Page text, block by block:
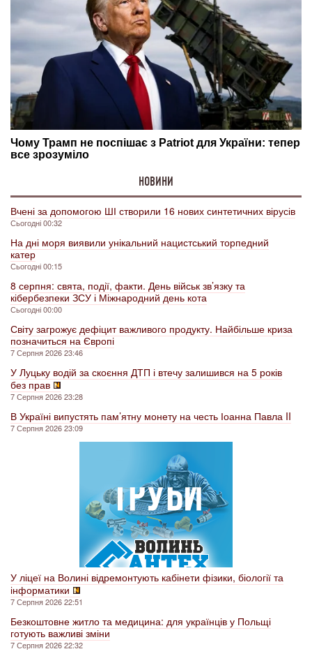
НОВИНИ
Вчені за допомогою ШІ створили 16 нових синтетичних вірусів
Сьогодні 00:32
На дні моря виявили унікальний нацистський торпедний
катер
Сьогодні 00:15
8 серпня: свята, події, факти. День військ зв’язку та
кібербезпеки ЗСУ і Міжнародний день кота
Сьогодні 00:00
Світу загрожує дефіцит важливого продукту. Найбільше криза
позначиться на Європі
7 Серпня 2026 23:46
У Луцьку водій за скоєння ДТП і втечу залишився на 5 років
без прав
7 Серпня 2026 23:28
В Україні випустять пам’ятну монету на честь Іоанна Павла II
7 Серпня 2026 23:09
У ліцеї на Волині відремонтують кабінети фізики, біології та
інформатики
7 Серпня 2026 22:51
Безкоштовне житло та медицина: для українців у Польщі
готують важливі зміни
7 Серпня 2026 22:32